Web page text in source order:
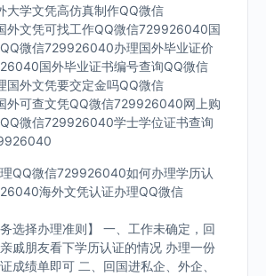
学文凭高仿真制作QQ微信
文凭可找工作QQ微信729926040国
微信729926040办理国外毕业证价
国外毕业证书编号查询QQ微信
外文凭要交定金吗QQ微信
可查文凭QQ微信729926040网上购
微信729926040学士学位证书查询
QQ微信729926040如何办理学历认
海外文凭认证办理QQ微信
选择办理准则】 一、工作未确定，回
戚朋友看下学历认证的情况 办理一份
成绩单即可 二、回国进私企、外企、